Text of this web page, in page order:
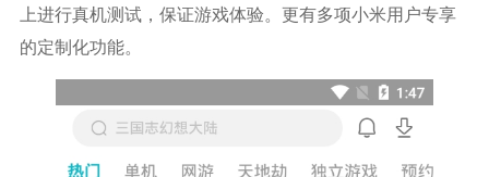
上进行真机测试，保证游戏体验。更有多项小米用户专享
的定制化功能。